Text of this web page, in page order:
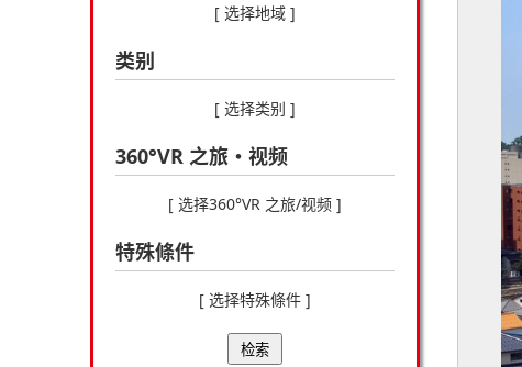
[ 选择地域 ]
类别
[ 选择类别 ]
360°VR 之旅・视频
[ 选择360°VR 之旅/视频 ]
特殊條件
[ 选择特殊條件 ]
检索